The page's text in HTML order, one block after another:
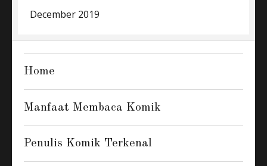
December 2019
Home
Manfaat Membaca Komik
Penulis Komik Terkenal